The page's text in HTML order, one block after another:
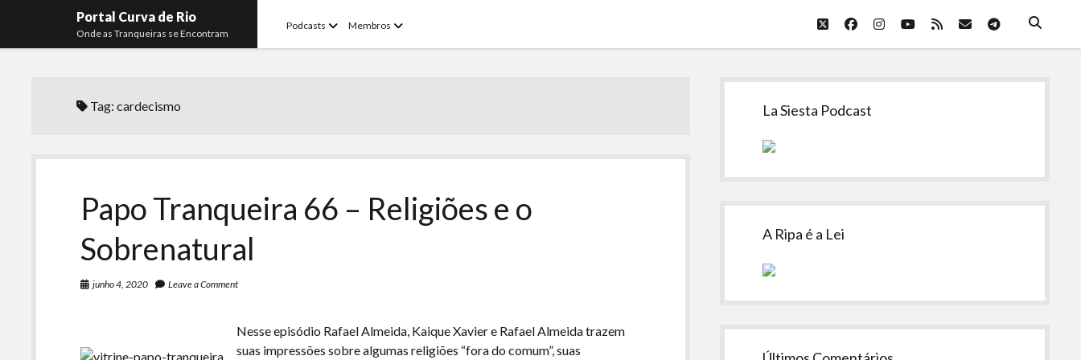
Portal Curva de Rio
Onde as Tranqueiras se Encontram
Podcasts openMembros open
twitterfacebookinstagram
youtube
rss emailtelegram
Tag:cardecismo
Papo Tranqueira 66 – Religiões e o
Sobrenatural
junho 4, 2020 Leave a Comment
Nesse episódio Rafael Almeida, Kaique Xavier e Rafael Almeida trazem
suas impressões sobre algumas religiões “fora do comum”, suas
Sidebar
La Siesta Podcast
A Ripa é a Lei